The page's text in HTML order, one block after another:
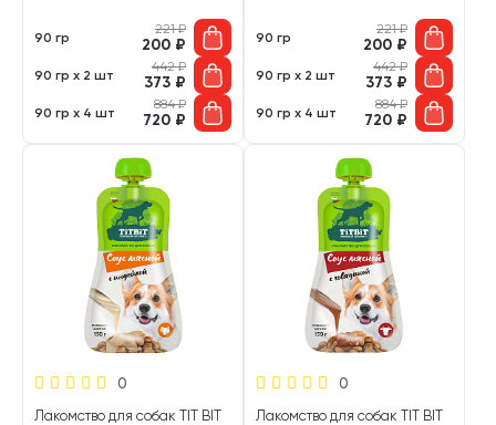
90 гр
221₽
200 ₽
90 гр х 2 шт
442₽
373 ₽
90 гр х 4 шт
884₽
720 ₽
90 гр
221₽
200 ₽
90 гр х 2 шт
442₽
373 ₽
90 гр х 4 шт
884₽
720 ₽
0
Лакомство для собак TIT BIT
0
Лакомство для собак TIT BIT